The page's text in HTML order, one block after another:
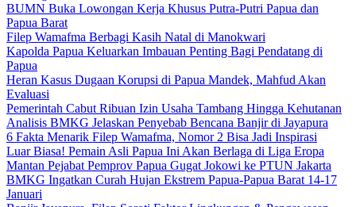
BUMN Buka Lowongan Kerja Khusus Putra-Putri Papua dan
Papua Barat
Filep Wamafma Berbagi Kasih Natal di Manokwari
Kapolda Papua Keluarkan Imbauan Penting Bagi Pendatang di
Papua
Heran Kasus Dugaan Korupsi di Papua Mandek, Mahfud Akan
Evaluasi
Pemerintah Cabut Ribuan Izin Usaha Tambang Hingga Kehutanan
Analisis BMKG Jelaskan Penyebab Bencana Banjir di Jayapura
6 Fakta Menarik Filep Wamafma, Nomor 2 Bisa Jadi Inspirasi
Luar Biasa! Pemain Asli Papua Ini Akan Berlaga di Liga Eropa
Mantan Pejabat Pemprov Papua Gugat Jokowi ke PTUN Jakarta
BMKG Ingatkan Curah Hujan Ekstrem Papua-Papua Barat 14-17
Januari